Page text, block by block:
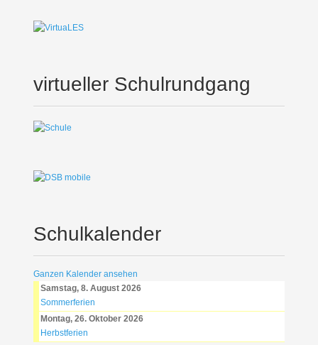
virtueller Schulrundgang
Schulkalender
Ganzen Kalender ansehen
Samstag, 8. August 2026
Sommerferien
Montag, 26. Oktober 2026
Herbstferien